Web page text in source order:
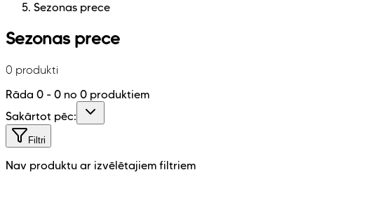
Sezonas prece
Sezonas prece
0 produkti
Rāda 0 - 0 no 0 produktiem
Sakārtot pēc:
Filtri
Nav produktu ar izvēlētajiem filtriem